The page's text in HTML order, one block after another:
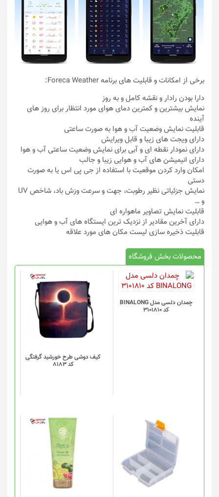
برخی از امکانات و قابلیت های برنامه Foreca Weather:
دارا بودن رادار و نقشه کامل و به روز
نمایش بیشترین و کمترین دمای هوای مورد انتظار برای روز های
آینده
قابلیت نمایش وضعیت آب و هوا به صورت ساعتی
دارای ویجت های زیبا و قابل ویرایش
دارای نمودار نقطه ای و آبی برای نمایش وضعیت ساعتی آب و هوا
دارای انیمیشن های آب و هوایی زیبا و جالب
امکان وارد کردن موقعیت با استفاده از جی پی اس یا به صورت
دستی
نمایش جزئیاتی نظیر رطوبت، جهت و سرعت وزش باد، شاخص UV
و …
قابلیت نمایش تصاویر ماهواره ای
دارای آخرین مقادیر از نزدیک ترین ایستگاه های آب و هوایی
قابلیت ذخیره سازی لیست مکان های مورد علاقه
محصولات بخش فروشگاه
چمدان دلسی مدل BINALONG
کد 3101810
کیف دوشی طرح خورشید گرفتگی
کد 8183
این
محصول
دارای
انواع
مختلفی
می
باشد.